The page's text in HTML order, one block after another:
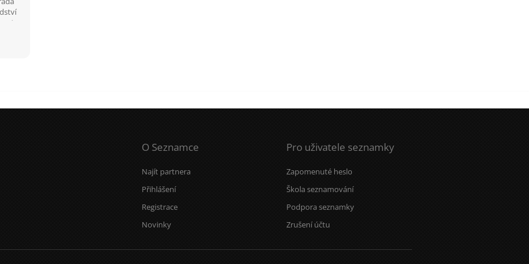
v
O Seznamce
Najít partnera
Přihlášení
Registrace
Novinky
Pro uživatele seznamky
Zapomenuté heslo
Škola seznamování
Podpora seznamky
Zrušení účtu